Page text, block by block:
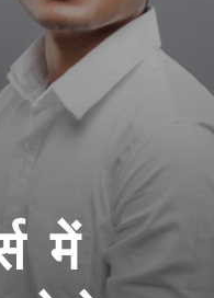
में